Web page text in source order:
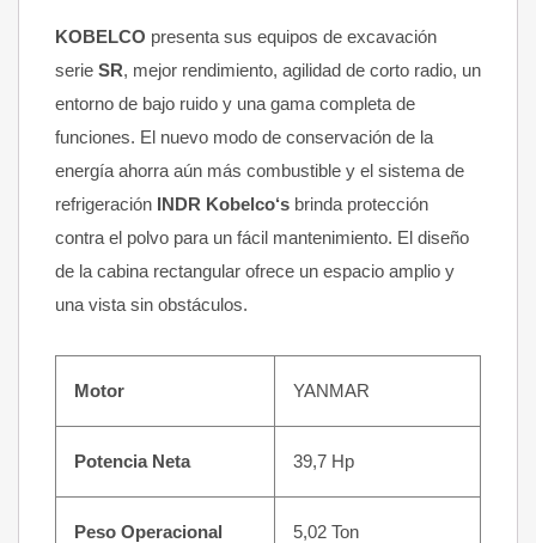
KOBELCO presenta sus equipos de excavación
serie SR, mejor rendimiento, agilidad de corto radio, un
entorno de bajo ruido y una gama completa de
funciones. El nuevo modo de conservación de la
energía ahorra aún más combustible y el sistema de
refrigeración INDR Kobelco‘s brinda protección
contra el polvo para un fácil mantenimiento. El diseño
de la cabina rectangular ofrece un espacio amplio y
una vista sin obstáculos.
Motor YANMAR
Potencia Neta 39,7 Hp
Peso Operacional 5,02 Ton